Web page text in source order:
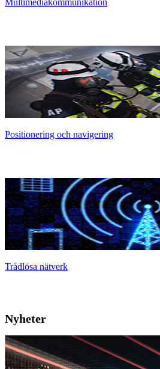
Positionering och navigering
Trådlösa nätverk
Nyheter